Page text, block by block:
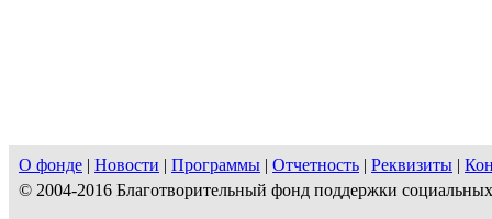
О фонде | Новости | Программы | Отчетность | Реквизиты |
© 2004-2016 Благотворительный фонд поддержки